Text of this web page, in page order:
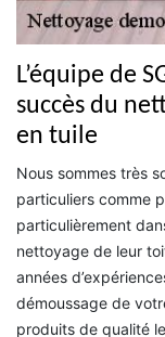
L’équipe de
succès du
en tuile
Nous sommes très
particuliers comme
particulièrement
nettoyage de leur
années
démoussage de
produits de qualité